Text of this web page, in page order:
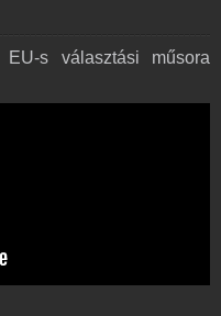
s választási műsora